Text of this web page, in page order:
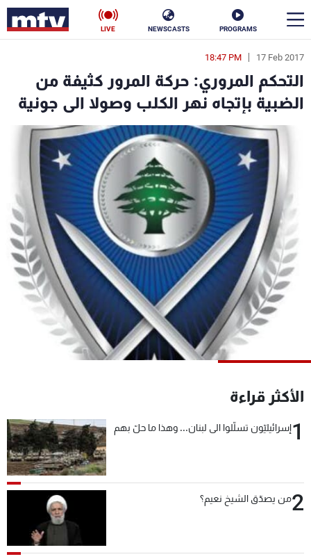
PROGRAMS
NEWSCASTS
LIVE
17 Feb 2017
18:47 PM
التحكم المروري: حركة المرور كثيفة من
الضبية بإتجاه نهر الكلب وصولا الى جونية
الأكثر قراءة
1إسرائيليّون تسلّلوا الى لبنان... وهذا ما حلّ بهم
2من يصدّق الشيخ نعيم؟
en
الأخبار
سياسة ناس
فن
منوعات رياضة
كأس العالم
البرامج
جدول البرامج
شاهد البرامج
عن MTV
الإنـتـاج
شروط الإسـتخدام
سياسة الخصوصية